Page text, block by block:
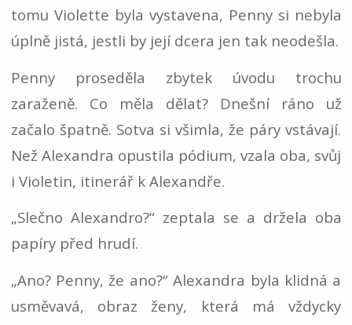
tomu Violette byla vystavena, Penny si nebyla
úplně jistá, jestli by její dcera jen tak neodešla.
Penny proseděla zbytek úvodu trochu
zaraženě. Co měla dělat? Dnešní ráno už
začalo špatně. Sotva si všimla, že páry vstávají.
Než Alexandra opustila pódium, vzala oba, svůj
i Violetin, itinerář k Alexandře.
„Slečno Alexandro?“ zeptala se a držela oba
papíry před hrudí.
„Ano? Penny, že ano?“ Alexandra byla klidná a
usměvavá, obraz ženy, která má vždycky